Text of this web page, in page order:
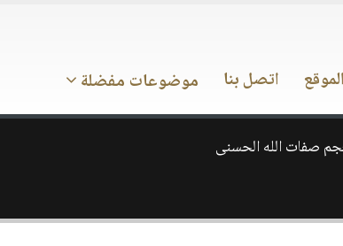
اتصل بنا موضوعات مفضلة
صفات الله الحسنى